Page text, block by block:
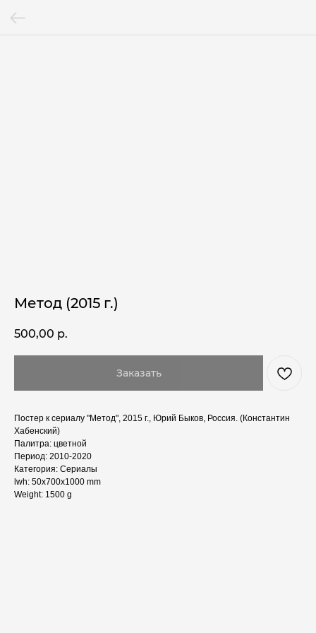
Метод (2015 г.)
500,00 р.
Заказать
Постер к сериалу "Метод", 2015 г., Юрий Быков, Россия. (Константин
Хабенский)
Палитра: цветной
Период: 2010-2020
Категория: Сериалы
lwh: 50x700x1000 mm
Weight: 1500 g